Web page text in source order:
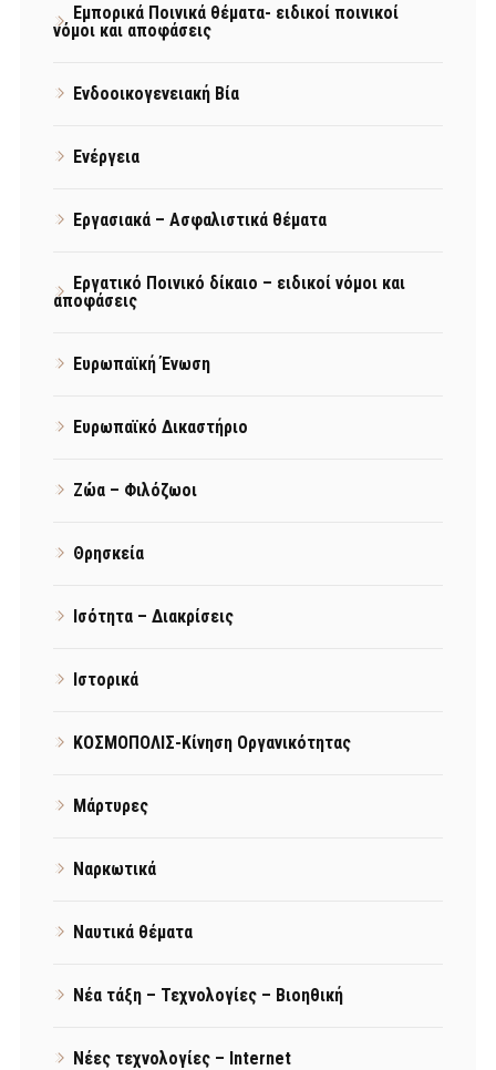
Εμπορικά Ποινικά θέματα- ειδικοί ποινικοί
νόμοι και αποφάσεις
Ενδοοικογενειακή Βία
Ενέργεια
Εργασιακά – Ασφαλιστικά θέματα
Εργατικό Ποινικό δίκαιο – ειδικοί νόμοι και
αποφάσεις
Ευρωπαϊκή Ένωση
Ευρωπαϊκό Δικαστήριο
Ζώα – Φιλόζωοι
Θρησκεία
Ισότητα – Διακρίσεις
Ιστορικά
ΚΟΣΜΟΠΟΛΙΣ-Κίνηση Οργανικότητας
Μάρτυρες
Ναρκωτικά
Ναυτικά θέματα
Νέα τάξη – Τεχνολογίες – Βιοηθική
Νέες τεχνολογίες – Internet